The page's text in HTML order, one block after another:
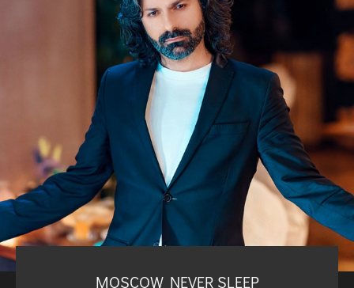
MOSCOW NEVER SLEEP